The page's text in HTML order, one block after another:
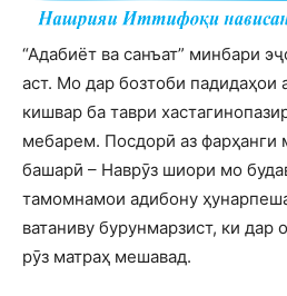
“Адабиёт ва санъат” минбари
аст. Мо дар бозтоби падидаҳои
кишвар ба таври
мебарем. Посдорӣ аз
башарӣ – Наврӯз шиори мо
тамомнамои адибону
ватаниву бурунмарзист, ки
рӯз матраҳ мешавад.